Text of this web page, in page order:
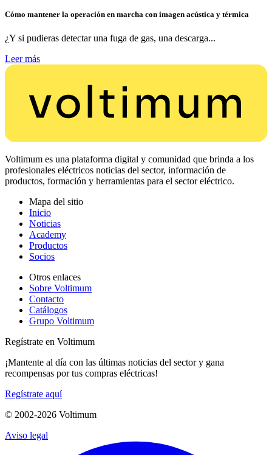
Cómo mantener la operación en marcha con imagen acústica y térmica
¿Y si pudieras detectar una fuga de gas, una descarga...
Leer más
Voltimum es una plataforma digital y comunidad que brinda a los
profesionales eléctricos noticias del sector, información de
productos, formación y herramientas para el sector eléctrico.
Mapa del sitio
Inicio
Noticias
Academy
Productos
Socios
Otros enlaces
Sobre Voltimum
Contacto
Catálogos
Grupo Voltimum
Regístrate en Voltimum
¡Mantente al día con las últimas noticias del sector y gana
recompensas por tus compras eléctricas!
Regístrate aquí
© 2002-2026 Voltimum
Aviso legal